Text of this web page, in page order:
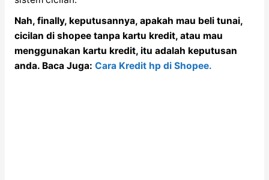
Nah, finally, keputusannya, apakah mau beli tunai,
cicilan di shopee tanpa kartu kredit, atau mau
menggunakan kartu kredit, itu adalah keputusan
anda. Baca Juga: Cara Kredit hp di Shopee.